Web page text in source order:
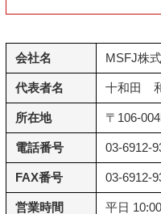
会社名 MSFJ株
代表者名 十和田
所在地 〒106-
電話番号 03-6912-
FAX番号 03-6912-
営業時間 平日